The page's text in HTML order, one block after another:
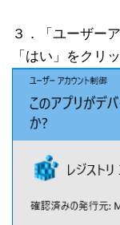
３．「ユーザー
「はい」をクリ